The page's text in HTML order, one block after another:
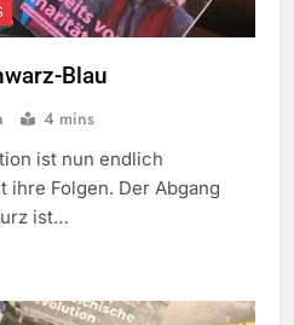
Blau
4 mins
ist nun endlich
Folgen. Der Abgang
ist…